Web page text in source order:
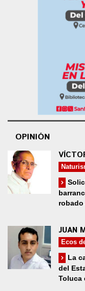
OPINIÓN
robado
JUAN
Ecos
La
del
Toluca